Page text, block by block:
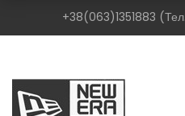
+38(063)1351883